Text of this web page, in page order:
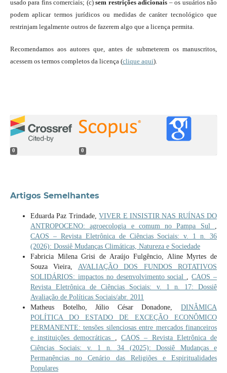
usado para fins comerciais; (c)sem restrições adicionais – os usuários não
podem aplicar termos jurídicos ou medidas de caráter tecnológico que
restrinjam legalmente outros de fazerem algo que a licença permita.
Recomendamos aos autores que, antes de submeterem os manuscritos,
acessem os termos completos da licença (clique aqui).
0 0
Artigos Semelhantes
Eduarda Paz Trindade,VIVER E INSISTIR NAS RUÍNAS DO
ANTROPOCENO: agroecologia e comum no Pampa Sul ,
CAOS – Revista Eletrônica de Ciências Sociais: v. 1 n. 36
(2026): Dossiê Mudanças Climáticas, Natureza e Sociedade
Fabricia Milena Grisi de Araújo Fulgêncio, Aline Myrtes de
Souza Vieira, AVALIAÇÃO DOS FUNDOS ROTATIVOS
SOLIDÁRIOS: impactos no desenvolvimento social ,CAOS –
Revista Eletrônica de Ciências Sociais: v. 1 n. 17: Dossiê
Avaliação de Políticas Sociais/abr. 2011
Matheus Botelho, Júlio César Donadone,DINÂMICA
POLÍTICA DO ESTADO DE EXCEÇÃO ECONÔMICO
PERMANENTE: tensões silenciosas entre mercados financeiros
e instituições democráticas ,CAOS – Revista Eletrônica de
Ciências Sociais: v. 1 n. 34 (2025): Dossiê Mudanças e
Permanências no Cenário das Religiões e Espiritualidades
Populares